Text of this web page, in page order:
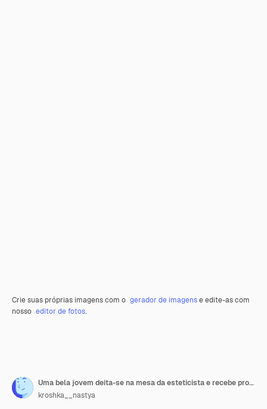
Crie suas próprias imagens com o gerador de imagense edite-as com
nosso editor de fotos.
Uma bela jovem deita-se na mesa da esteticista e recebe procedimentos, uma leve massagem facial com óleo.
kroshka__nastya